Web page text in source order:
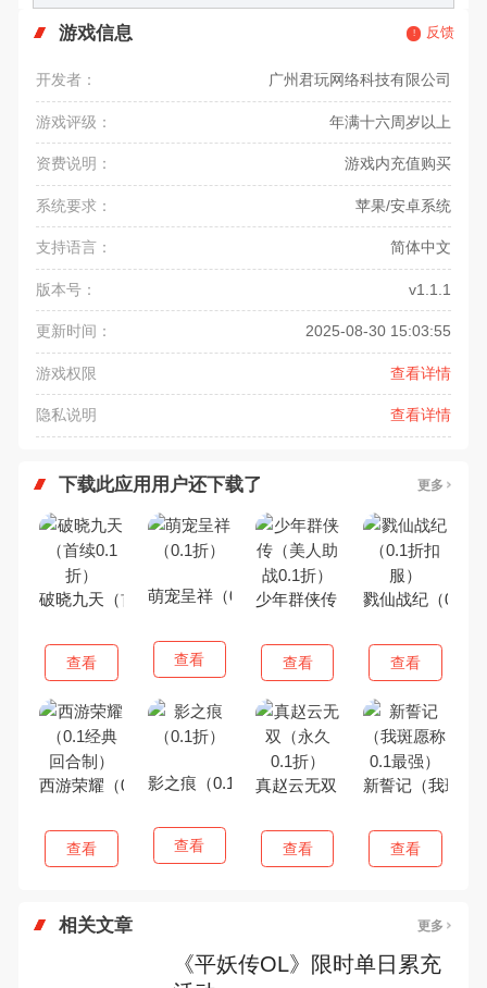
游戏信息 反馈
开发者： 广州君玩网络科技有限公司
游戏评级： 年满十六周岁以上
资费说明： 游戏内充值购买
系统要求： 苹果/安卓系统
支持语言： 简体中文
版本号： v1.1.1
更新时间： 2025-08-30 15:03:55
游戏权限 查看详情
隐私说明 查看详情
下载此应用用户还下载了 更多
破晓九天（首续0.1折）
查看
萌宠呈祥（0.1折）
查看
少年群侠传（美人助战0.1折）
查看
戮仙战纪（0.1
查看
西游荣耀（0.1经典回合制）
查看
影之痕（0.1折）
查看
真赵云无双（永久0.1折）
查看
新誓记（我斑愿
查看
相关文章 更多
《平妖传OL》限时单日累充